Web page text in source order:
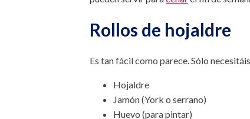
Rollos de hojaldre
Es tan fácil como parece. Sólo
Hojaldre
Jamón (York o serrano)
Huevo (para pintar)